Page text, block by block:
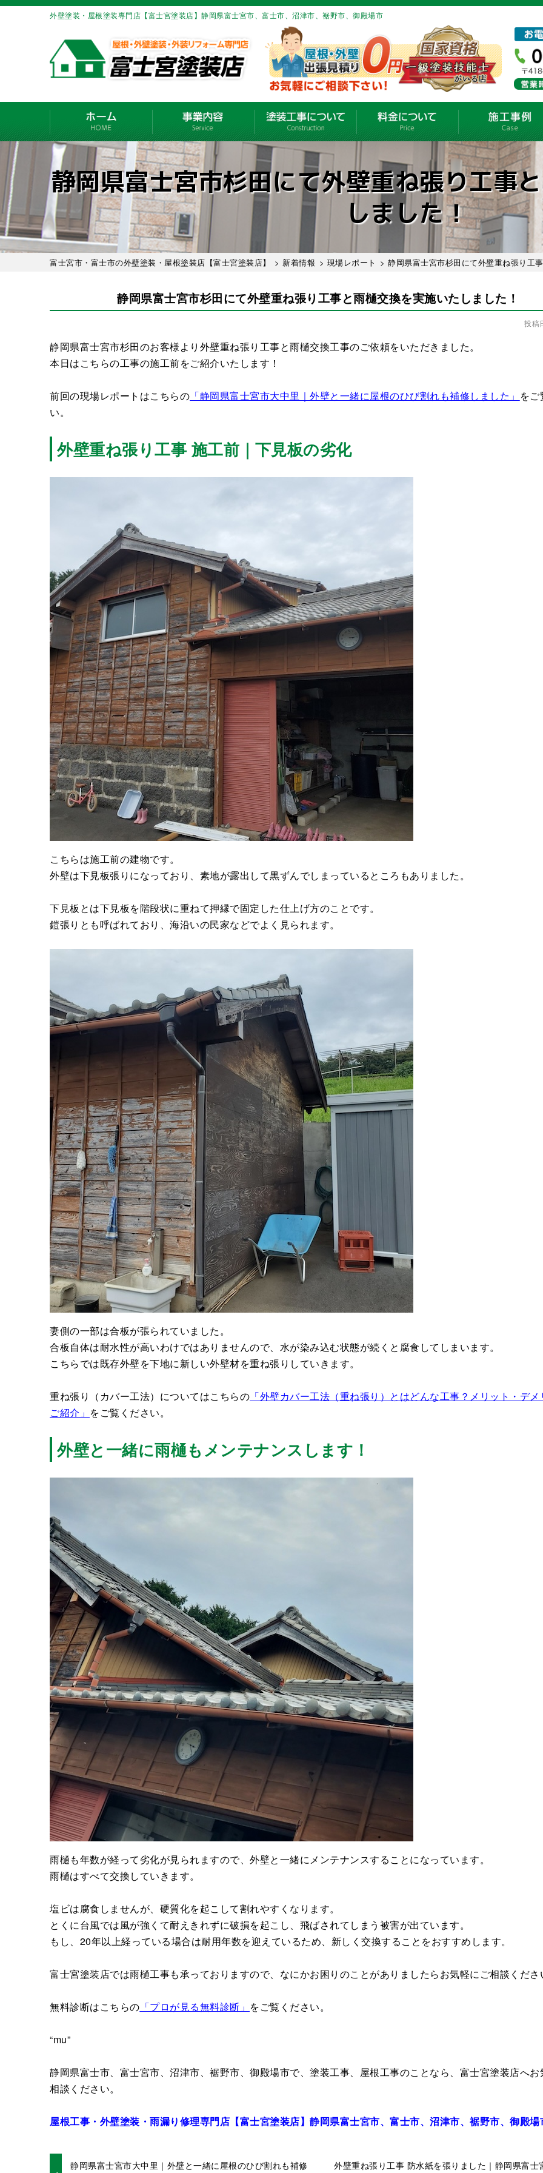
外壁塗装・屋根塗装専門店【富士宮塗装店】静岡県富士宮市、富士市、沼津市、裾野市、御殿場市
静岡県富士宮市杉田にて外壁重ね張り工事
しました！
富士宮市・富士市の外壁塗装・屋根塗装店【富士宮塗装店】 > 新着情報 > 現場レポート > 静岡県富士宮市杉田にて外壁重ね張り工
静岡県富士宮市杉田にて外壁重ね張り工事と雨樋交換を実施いたしました！
投稿
静岡県富士宮市杉田のお客様より外壁重ね張り工事と雨樋交換工事のご依頼をいただきました。
本日はこちらの工事の施工前をご紹介いたします！
前回の現場レポートはこちらの 「静岡県富士宮市大中里｜外壁と一緒に屋根のひび割れも補修しました」 を
い。
外壁重ね張り工事 施工前｜下見板の劣化
こちらは施工前の建物です。
外壁は下見板張りになっており、素地が露出して黒ずんでしまっているところもありました。
下見板とは下見板を階段状に重ねて押縁で固定した仕上げ方のことです。
鎧張りとも呼ばれており、海沿いの民家などでよく見られます。
妻側の一部は合板が張られていました。
合板自体は耐水性が高いわけではありませんので、水が染み込む状態が続くと腐食してしまいます。
こちらでは既存外壁を下地に新しい外壁材を重ね張りしていきます。
重ね張り（カバー工法）についてはこちらの 「外壁カバー工法（重ね張り）とはどんな工事？メリット・デ
ご紹介」 をご覧ください。
外壁と一緒に雨樋もメンテナンスします！
雨樋も年数が経って劣化が見られますので、外壁と一緒にメンテナンスすることになっています。
雨樋はすべて交換していきます。
塩ビは腐食しませんが、硬質化を起こして割れやすくなります。
とくに台風では風が強くて耐えきれずに破損を起こし、飛ばされてしまう被害が出ています。
もし、20年以上経っている場合は耐用年数を迎えているため、新しく交換することをおすすめします。
富士宮塗装店では雨樋工事も承っておりますので、なにかお困りのことがありましたらお気軽にご相談くださ
無料診断はこちらの 「プロが見る無料診断」 をご覧ください。
“mu”
静岡県富士市、富士宮市、沼津市、裾野市、御殿場市で、塗装工事、屋根工事のことなら、富士宮塗装店へお
相談ください。
屋根工事・外壁塗装・雨漏り修理専門店【富士宮塗装店】静岡県富士宮市、富士市、沼津市、裾野市、御殿場
静岡県富士宮市大中里｜外壁と一緒に屋根のひび割れも補修 外壁重ね張り工事 防水紙を張りました｜静岡県富士